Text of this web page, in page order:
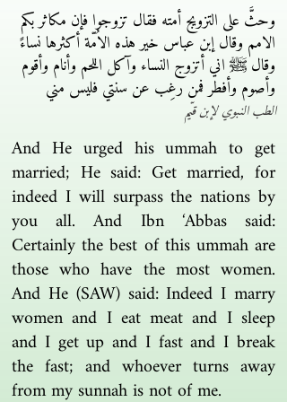
وحثَّ على التزويج أمته فقال تزوجوا فإن مكاثر بكم
الامم وقال إبن عباس خير هذه الاُمّة أكثرها نساءً
وقال ﷺ اني أتزوج النساء وآكل اللحم وأنام وأقوم
وأصوم وأفطر فمن رغِب عن سنتي فليس مني
الطب النبوي لإبن قيّم
And He urged his ummah to get
married; He said: Get married, for
indeed I will surpass the nations by
you all. And Ibn ‘Abbas said:
Certainly the best of this ummah are
those who have the most women.
And He (SAW) said: Indeed I marry
women and I eat meat and I sleep
and I get up and I fast and I break
the fast; and whoever turns away
from my sunnah is not of me.